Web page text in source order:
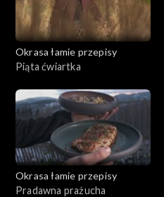
Okrasa łamie przepisy
Piąta ćwiartka
Okrasa łamie przepisy
Pradawna prażucha